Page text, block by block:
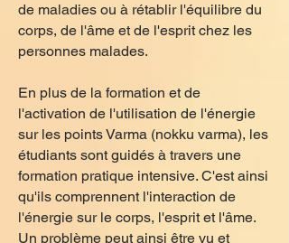
de maladies ou à rétablir l'équilibre du
corps, de l'âme et de l'esprit chez les
personnes malades.
En plus de la formation et de
l'activation de l'utilisation de l'énergie
sur les points Varma (nokku varma), les
étudiants sont guidés à travers une
formation pratique intensive. C'est ainsi
qu'ils comprennent l'interaction de
l'énergie sur le corps, l'esprit et l'âme.
Un problème peut ainsi être vu et